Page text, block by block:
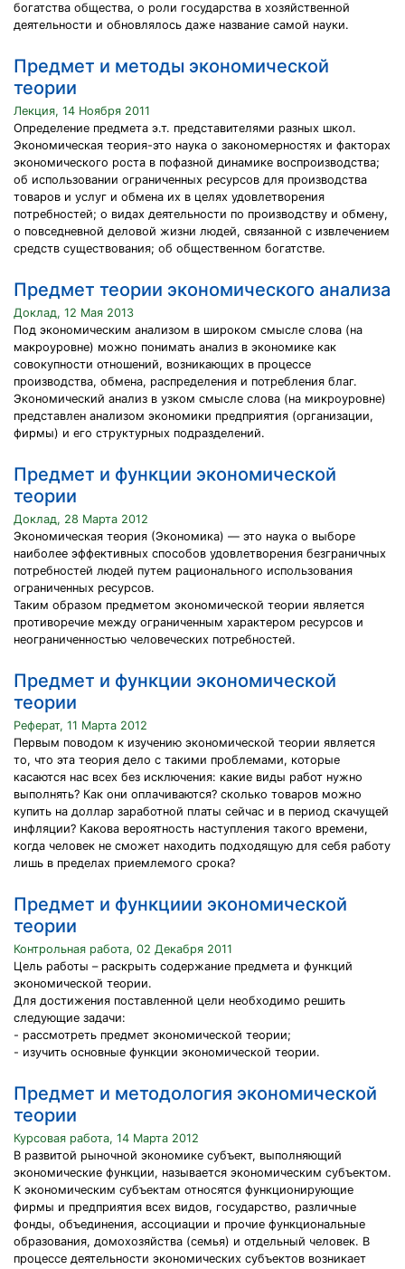
богатства общества, о роли государства в хозяйственной
деятельности и обновлялось даже название самой науки.
Предмет и методы экономической
теории
Лекция, 14 Ноября 2011
Определение предмета э.т. представителями разных школ.
Экономическая теория-это наука о закономерностях и факторах
экономического роста в пофазной динамике воспроизводства;
об использовании ограниченных ресурсов для производства
товаров и услуг и обмена их в целях удовлетворения
потребностей; о видах деятельности по производству и обмену,
о повседневной деловой жизни людей, связанной с извлечением
средств существования; об общественном богатстве.
Предмет теории экономического анализа
Доклад, 12 Мая 2013
Под экономическим анализом в широком смысле слова (на
макроуровне) можно понимать анализ в экономике как
совокупности отношений, возникающих в процессе
производства, обмена, распределения и потребления благ.
Экономический анализ в узком смысле слова (на микроуровне)
представлен анализом экономики предприятия (организации,
фирмы) и его структурных подразделений.
Предмет и функции экономической
теории
Доклад, 28 Марта 2012
Экономическая теория (Экономика) — это наука о выборе
наиболее эффективных способов удовлетворения безграничных
потребностей людей путем рационального использования
ограниченных ресурсов.
Таким образом предметом экономической теории является
противоречие между ограниченным характером ресурсов и
неограниченностью человеческих потребностей.
Предмет и функции экономической
теории
Реферат, 11 Марта 2012
Первым поводом к изучению экономической теории является
то, что эта теория дело с такими проблемами, которые
касаются нас всех без исключения: какие виды работ нужно
выполнять? Как они оплачиваются? сколько товаров можно
купить на доллар заработной платы сейчас и в период скачущей
инфляции? Какова вероятность наступления такого времени,
когда человек не сможет находить подходящую для себя работу
лишь в пределах приемлемого срока?
Предмет и функциии экономической
теории
Контрольная работа, 02 Декабря 2011
Цель работы – раскрыть содержание предмета и функций
экономической теории.
Для достижения поставленной цели необходимо решить
следующие задачи:
- рассмотреть предмет экономической теории;
- изучить основные функции экономической теории.
Предмет и методология экономической
теории
Курсовая работа, 14 Марта 2012
В развитой рыночной экономике субъект, выполняющий
экономические функции, называется экономическим субъектом.
К экономическим субъектам относятся функционирующие
фирмы и предприятия всех видов, государство, различные
фонды, объединения, ассоциации и прочие функциональные
образования, домохозяйства (семья) и отдельный человек. В
процессе деятельности экономических субъектов возникает